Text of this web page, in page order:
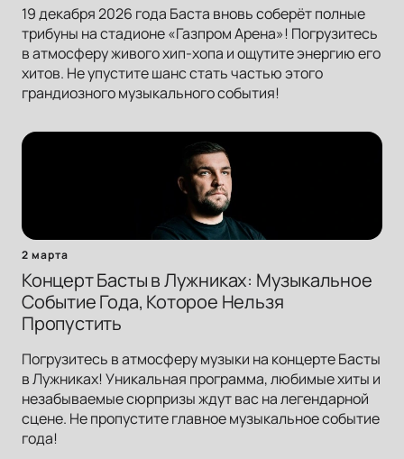
19 декабря 2026 года Баста вновь соберёт полные
трибуны на стадионе «Газпром Арена»! Погрузитесь
в атмосферу живого хип-хопа и ощутите энергию его
хитов. Не упустите шанс стать частью этого
грандиозного музыкального события!
2 марта
Концерт Басты в Лужниках: Музыкальное
Событие Года, Которое Нельзя
Пропустить
Погрузитесь в атмосферу музыки на концерте Басты
в Лужниках! Уникальная программа, любимые хиты и
незабываемые сюрпризы ждут вас на легендарной
сцене. Не пропустите главное музыкальное событие
года!